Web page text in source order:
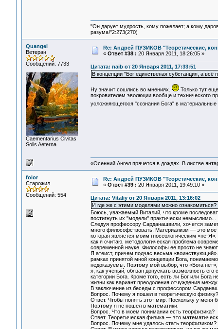
"Он дарует мудрость, кому пожелает; а кому
разума!"2:273(270)
Quangel
Ветеран
Сообщений: 7733
Сaementarius Civitas
Solis Aeterna
Re: Андрей ПУЗИКОВ "Теоретические,
« Ответ #38 : 20 Января 2011, 18:26:05 »
Цитата: naib от 20 Января 2011, 17:33:51
В концепции "Бог единственая субстанция, а всё
Ну значит сошлись во мнениях.
Только тут
покровителем эволюции вообще и технического
усложняющегося "сознания Бога" в
«Осенний Ангел прячется в дождях. В листве
folor
Старожил
Сообщений: 554
Re: Андрей ПУЗИКОВ "Теоретические,
« Ответ #39 : 20 Января 2011, 19:49:10 »
Цитата: Vitaliy от 20 Января 2011, 13:16:02
И где же с этими моделями можно
Боюсь, уважаемый Виталий, что кроме
постигнуть их "модели" практически немыслимо...
Следуя профессору Сарданашвили, хочется
много философствовать. Материализм — это мое
которая является моим гносеологическим «не-
как я считаю, методологическая проблема
современной науке. Философы ее просто не
Я атеист, причем подчас весьма
рамках принятой мной концепции Бога,
недоказуемы. Поэтому мой выбор, что «Бога нет»,
я, как ученый, обязан допускать возможность
категории Бога. Кроме того, есть ли Бог или
жизни как вариант преодоления отчуждения
В заключение из беседы с профессором
Вопрос. Почему я пошел в теоретическую физику?
Ответ. Чтобы понять этот мир. Поскольку у
Поэтому я не пошел в математики.
Вопрос. Что в моем понимании есть теорфизика?
Ответ. Теоретическая физика — это
Вопрос. Почему мне удалось стать теорфизиком?